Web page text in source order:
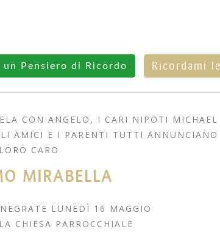
un Pensiero di Ricordo Ricordami
CON ANGELO, I CARI NIPOTI MICHAEL
AMICI E I PARENTI TUTTI ANNUNCIANO
CARO
MIRABELLA
LUNEDÌ 16 MAGGIO
CHIESA PARROCCHIALE